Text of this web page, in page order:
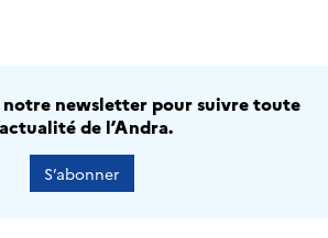
notre newsletter pour suivre toute
de l’Andra.
S’abonner